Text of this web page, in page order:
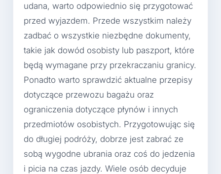
udana, warto odpowiednio się przygotować
przed wyjazdem. Przede wszystkim należy
zadbać o wszystkie niezbędne dokumenty,
takie jak dowód osobisty lub paszport, które
będą wymagane przy przekraczaniu granicy.
Ponadto warto sprawdzić aktualne przepisy
dotyczące przewozu bagażu oraz
ograniczenia dotyczące płynów i innych
przedmiotów osobistych. Przygotowując się
do długiej podróży, dobrze jest zabrać ze
sobą wygodne ubrania oraz coś do jedzenia
i picia na czas jazdy. Wiele osób decyduje